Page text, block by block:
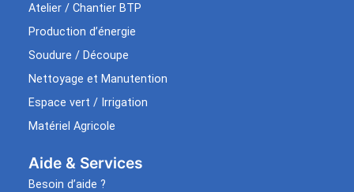
Atelier / Chantier BTP
Production d’énergie
Soudure / Découpe
Nettoyage et Manutention
Espace vert / Irrigation
Matériel Agricole
Aide & Services​
Besoin d’aide ?